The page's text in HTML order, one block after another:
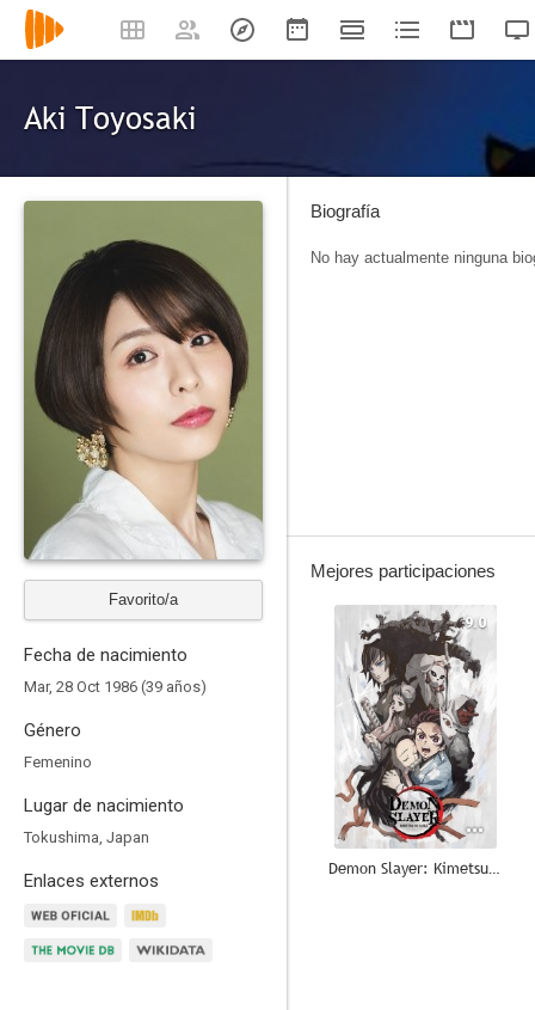
Aki Toyosaki
Favorito/a
Fecha de nacimiento
Mar, 28 Oct 1986 (39 años)
Género
Femenino
Lugar de nacimiento
Tokushima, Japan
Enlaces externos
Biografía
No hay actualmente ninguna
Mejores participaciones
9.0
Demon Slayer: Kimetsu no Yaiba